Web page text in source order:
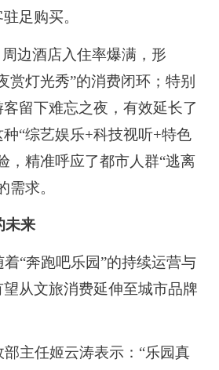
足购买。
周边酒店入住率爆满，形
赏灯光秀”的消费闭环；特别
留下难忘之夜，有效延长了
“综艺娱乐+科技视听+特色
，精准呼应了都市人群“逃离
需求。
未来
“奔跑吧乐园”的持续运营与
从文旅消费延伸至城市品牌
主任姬云涛表示：“乐园真